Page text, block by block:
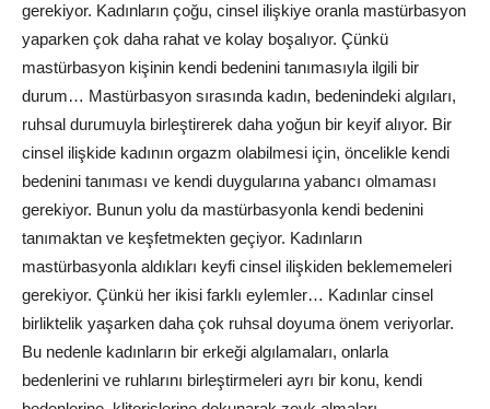
gerekiyor. Kadınların çoğu, cinsel ilişkiye oranla mastürbasyon
yaparken çok daha rahat ve kolay boşalıyor. Çünkü
mastürbasyon kişinin kendi bedenini tanımasıyla ilgili bir
durum… Mastürbasyon sırasında kadın, bedenindeki algıları,
ruhsal durumuyla birleştirerek daha yoğun bir keyif alıyor. Bir
cinsel ilişkide kadının orgazm olabilmesi için, öncelikle kendi
bedenini tanıması ve kendi duygularına yabancı olmaması
gerekiyor. Bunun yolu da mastürbasyonla kendi bedenini
tanımaktan ve keşfetmekten geçiyor. Kadınların
mastürbasyonla aldıkları keyfi cinsel ilişkiden beklememeleri
gerekiyor. Çünkü her ikisi farklı eylemler… Kadınlar cinsel
birliktelik yaşarken daha çok ruhsal doyuma önem veriyorlar.
Bu nedenle kadınların bir erkeği algılamaları, onlarla
bedenlerini ve ruhlarını birleştirmeleri ayrı bir konu, kendi